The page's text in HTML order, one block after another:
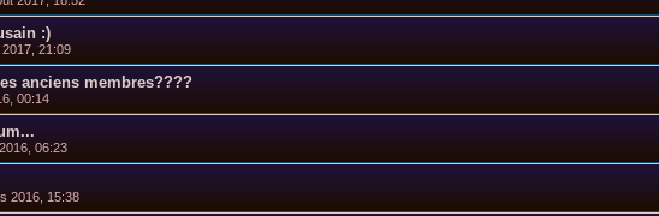
:)
21:09
anciens membres????
00:14
06:23
2016, 15:38